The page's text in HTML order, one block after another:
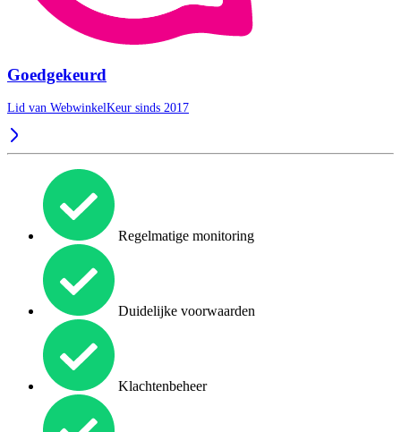
Goedgekeurd
Lid van WebwinkelKeur sinds 2017
Regelmatige monitoring
Duidelijke voorwaarden
Klachtenbeheer